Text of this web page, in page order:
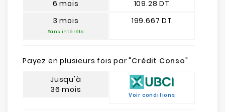
6 mois
3 mois
Sans intérêts
109.28 DT
199.667 DT
Payez en plusieurs fois par "Crédit Conso"
Jusqu'à
36 mois
Voir conditions